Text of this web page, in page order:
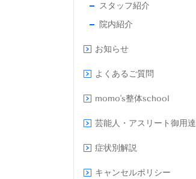
スタッフ紹介
院内紹介
お知らせ
よくあるご質問
momo's整体school
芸能人・アスリート御用達
症状別解説
キャンセルポリシー